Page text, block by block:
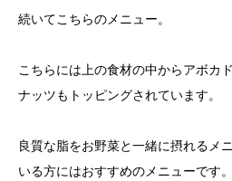
続いてこちらのメニュー。
こちらには上の食材の中からアボ
ナッツもトッピングされています。
良質な脂をお野菜と一緒に摂れるメ
いる方にはおすすめのメニューです。